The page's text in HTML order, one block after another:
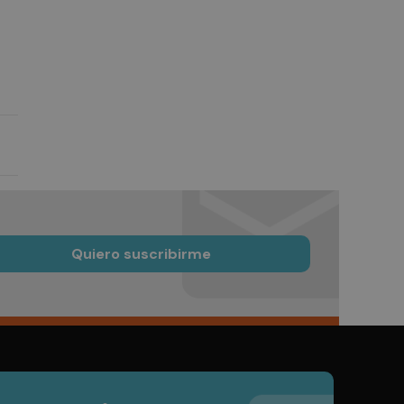
Quiero suscribirme